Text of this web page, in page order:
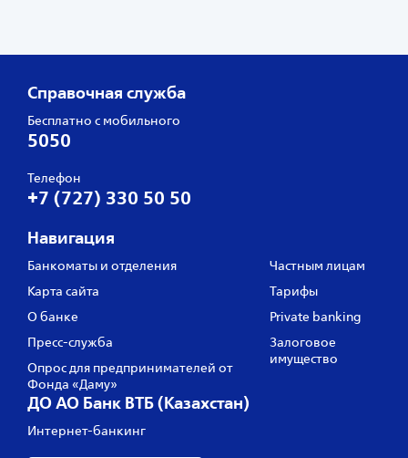
Справочная служба
Бесплатно с мобильного
5050
Телефон
+7 (727) 330 50 50
Навигация
Банкоматы и отделения
Карта сайта
О банке
Пресс‑служба
Опрос для предпринимателей от
Фонда «Даму»
Частным лицам
Тарифы
Private banking
Залоговое
имущество
ДО АО Банк ВТБ (Казахстан)
Интернет-банкинг